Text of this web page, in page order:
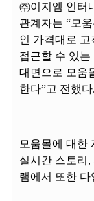
㈜이지엠 인터
관계자는 “모
인 가격대로 고
접근할 수 있는
대면으로 모움
한다”고 전했다.
모움몰에 대한
실시간 스토리,
램에서 또한